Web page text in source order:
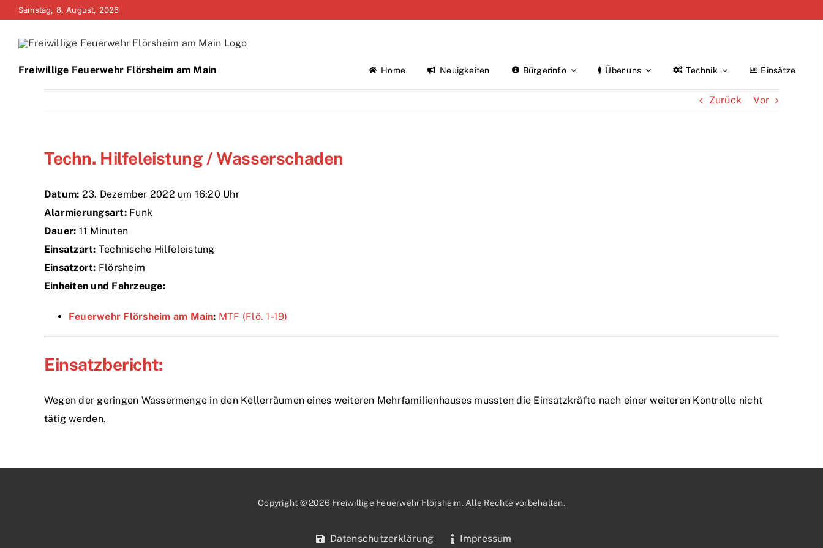
Zum
springen
Samstag, 8. August, 2026
Freiwillige Feuerwehr Flörsheim am Main Home Neuigkeiten Bürgerinfo Über uns Technik Einsätze
Zurück Vor
Techn. Hilfeleistung / Wasserschaden
Datum: 23. Dezember 2022 um 16:20 Uhr
Alarmierungsart:Funk
Dauer: 11 Minuten
Einsatzart: Technische Hilfeleistung
Einsatzort: Flörsheim
Einheiten und Fahrzeuge:
Feuerwehr Flörsheim am Main: MTF (Flö. 1-19)
Einsatzbericht:
Wegen der geringen Wassermenge in den Kellerräumen eines weiteren Mehrfamilienhauses mussten die Einsatzkräfte nach einer weiteren Kontrolle nicht
tätig werden.
Copyright © 2026 Freiwillige Feuerwehr Flörsheim. Alle Rechte vorbehalten.
Datenschutzerklärung Impressum